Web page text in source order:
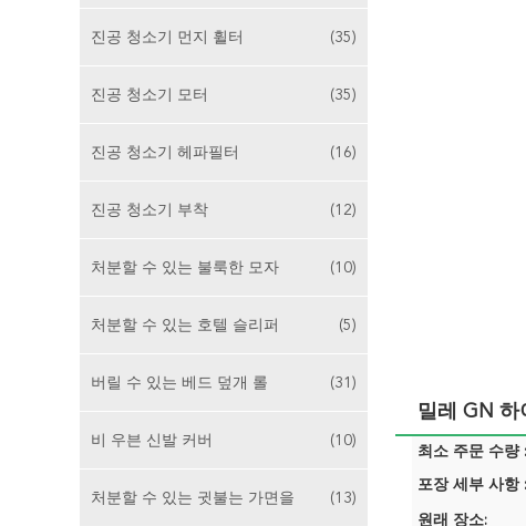
진공 청소기 먼지 휠터 (35)
진공 청소기 모터 (35)
진공 청소기 헤파필터 (16)
진공 청소기 부착 (12)
처분할 수 있는 불룩한 모자 (10)
처분할 수 있는 호텔 슬리퍼 (5)
버릴 수 있는 베드 덮개 롤 (31)
비 우븐 신발 커버 (10)
처분할 수 있는 귓불는 가면을 (13)
밀레 GN
최소 주문 수량 :
포장 세부 사항 :
원래 장소: